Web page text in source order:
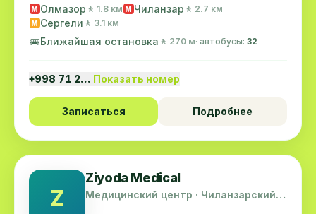
M Олмазор 🚶 1.8 км M Чиланзар 🚶 2.7 км
M Сергели 🚶 3.1 км
🚌Ближайшая остановка 🚶 270 м· автобусы: 32
+998 71 2… Показать номер
Записаться Подробнее
Z
Ziyoda Medical
Медицинский центр · Чиланзарский